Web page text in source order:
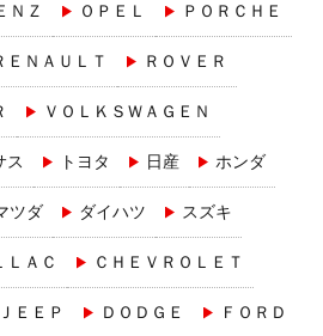
ＮＺ ＯＰＥＬ ＰＯＲＣＨＥ
ＥＮＡＵＬＴ ＲＯＶＥＲ
ＶＯＬＫＳＷＡＧＥＮ
ス トヨタ 日産 ホンダ
ツダ ダイハツ スズキ
ＬＡＣ ＣＨＥＶＲＯＬＥＴ
ＥＥＰ ＤＯＤＧＥ ＦＯＲＤ